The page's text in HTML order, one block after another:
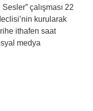
çalışması 22
kurularak
ithafen saat
medya